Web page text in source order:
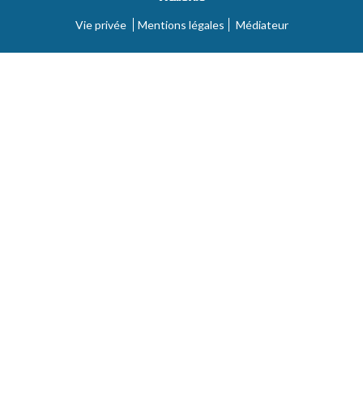
Vie privée Mentions légales Médiateur